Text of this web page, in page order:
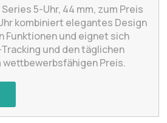
5-Uhr, 44 mm, zum Preis
kombiniert elegantes Design
und eignet sich
und den täglichen
wettbewerbsfähigen Preis.